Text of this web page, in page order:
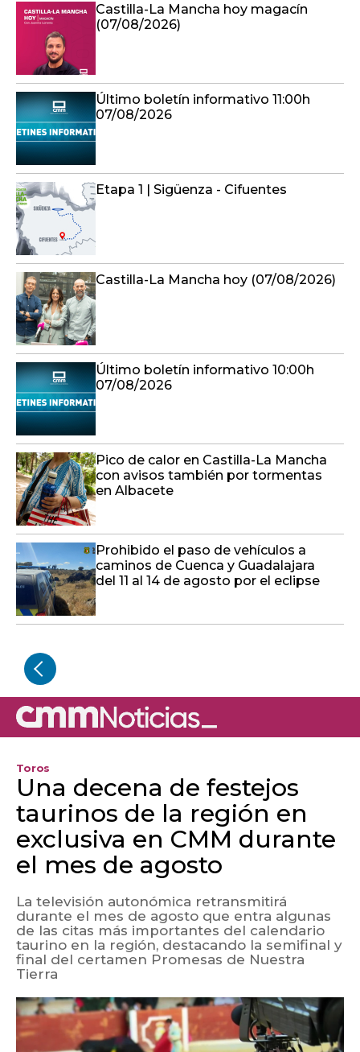
Castilla-La Mancha hoy magacín
(07/08/2026)
Último boletín informativo 11:00h
07/08/2026
Etapa 1 | Sigüenza - Cifuentes
Castilla-La Mancha hoy (07/08/2026)
Último boletín informativo 10:00h
07/08/2026
Pico de calor en Castilla-La Mancha
con avisos también por tormentas
en Albacete
Prohibido el paso de vehículos a
caminos de Cuenca y Guadalajara
del 11 al 14 de agosto por el eclipse
Toros
Una decena de festejos
taurinos de la región en
exclusiva en CMM durante
el mes de agosto
La televisión autonómica retransmitirá
durante el mes de agosto que entra algunas
de las citas más importantes del calendario
taurino en la región, destacando la semifinal y
final del certamen Promesas de Nuestra
Tierra